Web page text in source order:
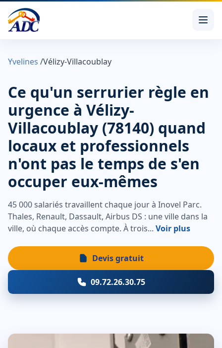
Yvelines /Vélizy-Villacoublay
Ce qu'un serrurier règle en
urgence à Vélizy-
Villacoublay (78140) quand
locaux et professionnels
n'ont pas le temps de s'en
occuper eux-mêmes
45 000 salariés travaillent chaque jour à Inovel Parc.
Thales, Renault, Dassault, Airbus DS : une ville dans la
ville, où chaque accès compte. À trois... Voir plus
Devis gratuit
09.72.26.30.75